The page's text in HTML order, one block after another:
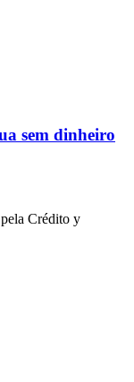
sem dinheiro
Crédito y